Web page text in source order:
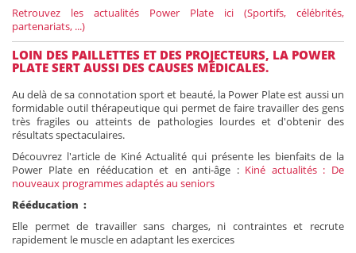
Retrouvez les actualités Power Plate ici (Sportifs, célébrités,
partenariats, ...)
LOIN DES PAILLETTES ET DES PROJECTEURS, LA POWER
PLATE SERT AUSSI DES CAUSES MÉDICALES.
Au delà de sa connotation sport et beauté, la Power Plate est aussi un
formidable outil thérapeutique qui permet de faire travailler des gens
très fragiles ou atteints de pathologies lourdes et d'obtenir des
résultats spectaculaires.
Découvrez l'article de Kiné Actualité qui présente les bienfaits de la
Power Plate en rééducation et en anti-âge : Kiné actualités : De
nouveaux programmes adaptés au seniors
Rééducation :
Elle permet de travailler sans charges, ni contraintes et recrute
rapidement le muscle en adaptant les exercices